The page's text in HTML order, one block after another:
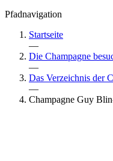
Pfadnavigation
Startseite
—
Die Champagne
—
Das Verzeichnis der
—
Champagne Guy